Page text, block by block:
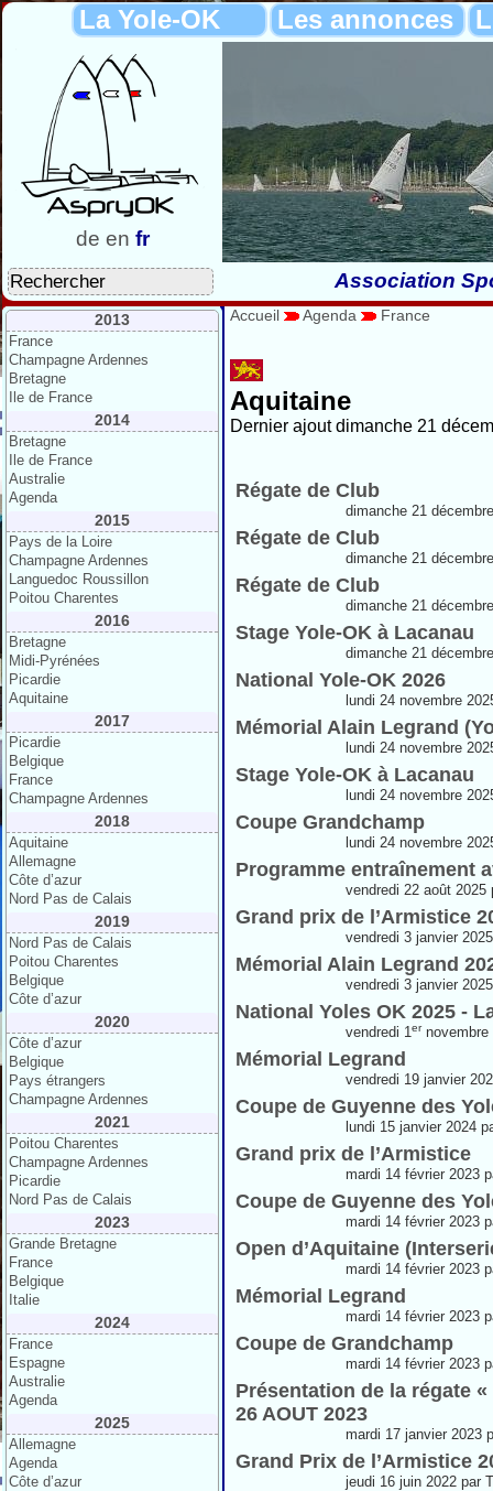
La Yole-OK Les annonces
de en fr
Association
2013
France
Champagne Ardennes
Bretagne
Ile de France
2014
Bretagne
Ile de France
Australie
Agenda
2015
Pays de la Loire
Champagne Ardennes
Languedoc Roussillon
Poitou Charentes
2016
Bretagne
Midi-Pyrénées
Picardie
Aquitaine
2017
Picardie
Belgique
France
Champagne Ardennes
2018
Aquitaine
Allemagne
Côte d’azur
Nord Pas de Calais
2019
Nord Pas de Calais
Poitou Charentes
Belgique
Côte d’azur
2020
Côte d’azur
Belgique
Pays étrangers
Champagne Ardennes
2021
Poitou Charentes
Champagne Ardennes
Picardie
Nord Pas de Calais
2023
Grande Bretagne
France
Belgique
Italie
2024
France
Espagne
Australie
Agenda
2025
Allemagne
Agenda
Côte d’azur
Accueil Agenda France
Aquitaine
Dernier ajout dimanche 21
Régate de Club
dimanche 21
Régate de Club
dimanche 21
Régate de Club
dimanche 21
Stage Yole-OK à Lacanau
dimanche 21
National Yole-OK 2026
lundi 24 novembre
Mémorial Alain Legrand
lundi 24 novembre
Stage Yole-OK à Lacanau
lundi 24 novembre
Coupe Grandchamp
lundi 24 novembre
Programme entraînement
vendredi 22 août
Grand prix de l’Armistice
vendredi 3 janvier
Mémorial Alain Legrand
vendredi 3 janvier
National Yoles OK 2025 -
vendredi 1ernovembre
Mémorial Legrand
vendredi 19 janvier
Coupe de Guyenne des
lundi 15 janvier 2024
Grand prix de l’Armistice
mardi 14 février 2023
Coupe de Guyenne des
mardi 14 février 2023
Open d’Aquitaine
mardi 14 février 2023
Mémorial Legrand
mardi 14 février 2023
Coupe de Grandchamp
mardi 14 février 2023
Présentation de la régate
26 AOUT 2023
mardi 17 janvier 2023
Grand Prix de l’Armistice
jeudi 16 juin 2022 par